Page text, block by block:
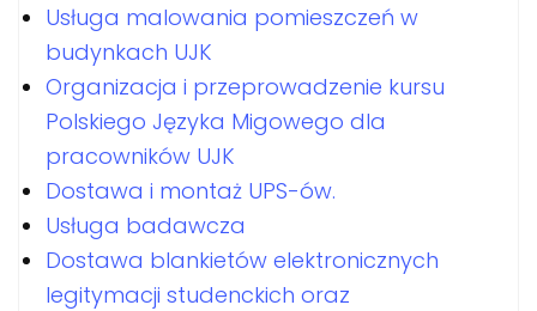
Usługa malowania pomieszczeń w
budynkach UJK
Organizacja i przeprowadzenie kursu
Polskiego Języka Migowego dla
pracowników UJK
Dostawa i montaż UPS-ów.
Usługa badawcza
Dostawa blankietów elektronicznych
legitymacji studenckich oraz